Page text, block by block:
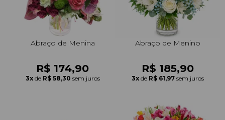
Abraço de Menina
R$ 174,90
3x de R$ 58,30 sem juros
Abraço de Menino
R$ 185,90
3x de R$ 61,97 sem juros